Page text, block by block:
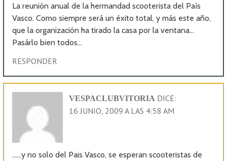
La reunión anual de la hermandad scooterista del País
Vasco. Como siempre será un éxito total, y más este año,
que la organización ha tirado la casa por la ventana…
Pasárlo bien todos…
RESPONDER
VESPACLUBVITORIA DICE:
16 JUNIO, 2009 A LAS 4:58 AM
……y no solo del Pais Vasco, se esperan scooteristas de